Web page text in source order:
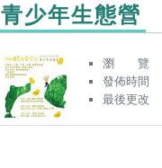
青少年生態營
瀏 覽
發佈時間
最後更改